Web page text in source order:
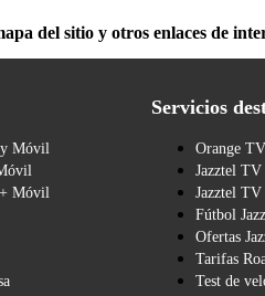
del sitio y otros enlaces de
Móvil
Móvil
Servicios
Orange
Jazztel
Jazztel
Fútbol
Ofertas
Tarifas
Test de